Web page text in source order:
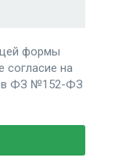
формы
на
в ФЗ №152-ФЗ